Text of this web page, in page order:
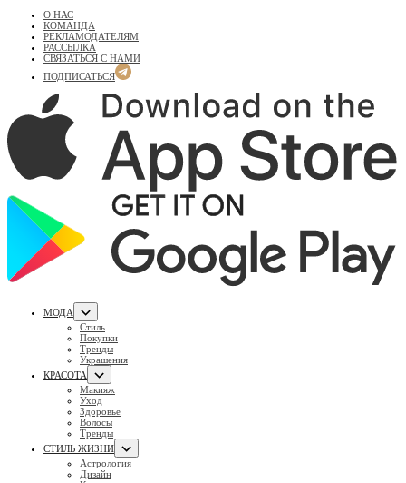
О НАС
КОМАНДА
РЕКЛАМОДАТЕЛЯМ
РАССЫЛКА
СВЯЗАТЬСЯ С НАМИ
ПОДПИСАТЬСЯ
МОДА
Стиль
Покупки
Тренды
Украшения
КРАСОТА
Макияж
Уход
Здоровье
Волосы
Тренды
СТИЛЬ ЖИЗНИ
Астрология
Дизайн